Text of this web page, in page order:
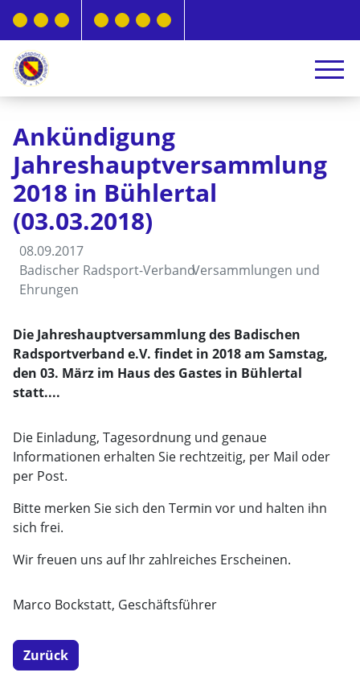
Ankündigung
Jahreshauptversammlung
2018 in Bühlertal
(03.03.2018)
08.09.2017
Badischer Radsport-VerbandVersammlungen und
Ehrungen
Die Jahreshauptversammlung des Badischen
Radsportverband e.V. findet in 2018 am Samstag,
den 03. März im Haus des Gastes in Bühlertal
statt....
Die Einladung, Tagesordnung und genaue
Informationen erhalten Sie rechtzeitig, per Mail oder
per Post.
Bitte merken Sie sich den Termin vor und halten ihn
sich frei.
Wir freuen uns auf Ihr zahlreiches Erscheinen.
Marco Bockstatt, Geschäftsführer
Zurück